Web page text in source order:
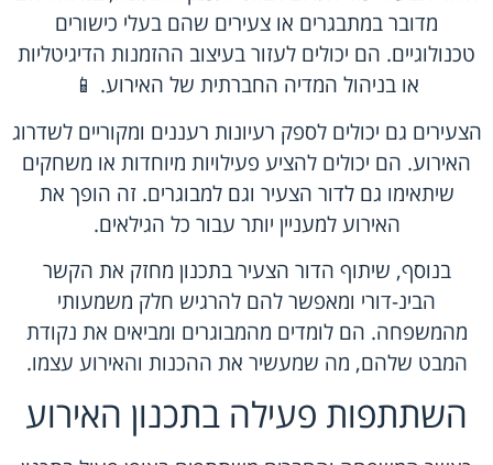
מדובר במתבגרים או צעירים שהם בעלי כישורים
טכנולוגיים. הם יכולים לעזור בעיצוב ההזמנות הדיגיטליות
או בניהול המדיה החברתית של האירוע. 📱
הצעירים גם יכולים לספק רעיונות רעננים ומקוריים לשדרוג
האירוע. הם יכולים להציע פעילויות מיוחדות או משחקים
שיתאימו גם לדור הצעיר וגם למבוגרים. זה הופך את
האירוע למעניין יותר עבור כל הגילאים.
בנוסף, שיתוף הדור הצעיר בתכנון מחזק את הקשר
הבינ-דורי ומאפשר להם להרגיש חלק משמעותי
מהמשפחה. הם לומדים מהמבוגרים ומביאים את נקודת
המבט שלהם, מה שמעשיר את ההכנות והאירוע עצמו.
השתתפות פעילה בתכנון האירוע